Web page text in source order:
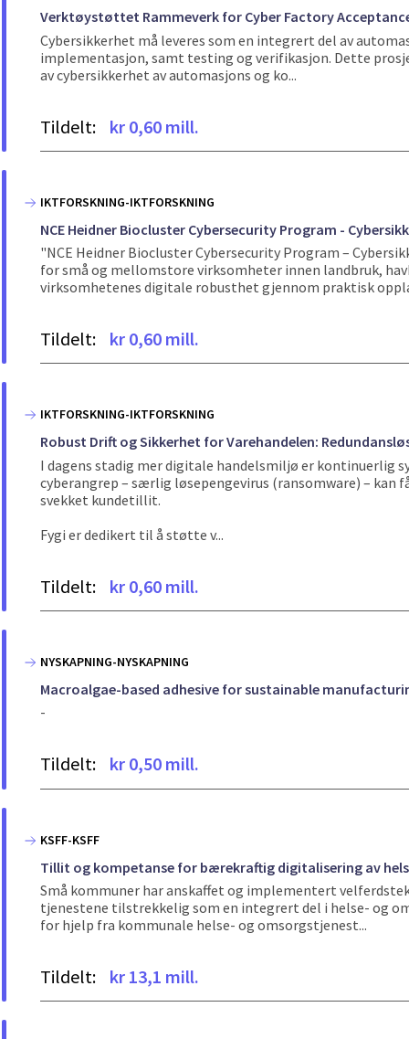
Verktøystøttet Rammeverk for Cyber Factory Acceptance
Cybersikkerhet må leveres som en integrert del av
implementasjon, samt testing og verifikasjon. Dette
av cybersikkerhet av automasjons og ko...
Tildelt: kr 0,60 mill.
IKTFORSKNING-IKTFORSKNING
NCE Heidner Biocluster Cybersecurity Program -
"NCE Heidner Biocluster Cybersecurity Program –
for små og mellomstore virksomheter innen landbruk,
virksomhetenes digitale robusthet gjennom praktisk
Tildelt: kr 0,60 mill.
IKTFORSKNING-IKTFORSKNING
Robust Drift og Sikkerhet for Varehandelen:
I dagens stadig mer digitale handelsmiljø er
cyberangrep – særlig løsepengevirus (ransomware) –
svekket kundetillit.
Fygi er dedikert til å støtte v...
Tildelt: kr 0,60 mill.
NYSKAPNING-NYSKAPNING
Macroalgae-based adhesive for sustainable
-
Tildelt: kr 0,50 mill.
KSFF-KSFF
Tillit og kompetanse for bærekraftig digitalisering av
Små kommuner har anskaffet og implementert
tjenestene tilstrekkelig som en integrert del i helse- og
for hjelp fra kommunale helse- og omsorgstjenest...
Tildelt: kr 13,1 mill.